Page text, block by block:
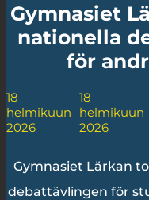
Gymnasiet
nationella
för
18
helmikuun
2026
18
helmikuun
2026
Gymnasiet Lärkan
debattävlingen för